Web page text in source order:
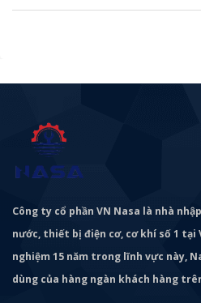
Công ty cổ phần VN Nasa là nhà
nước, thiết bị điện cơ, cơ khí số 1 tại
nghiệm 15 năm trong lĩnh vực này,
dùng của hàng ngàn khách hàng